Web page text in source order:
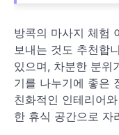
방콕의 마사지 체험
보내는 것도 추천합
있으며, 차분한 분위
기를 나누기에 좋은
친화적인 인테리어
한 휴식 공간으로 자